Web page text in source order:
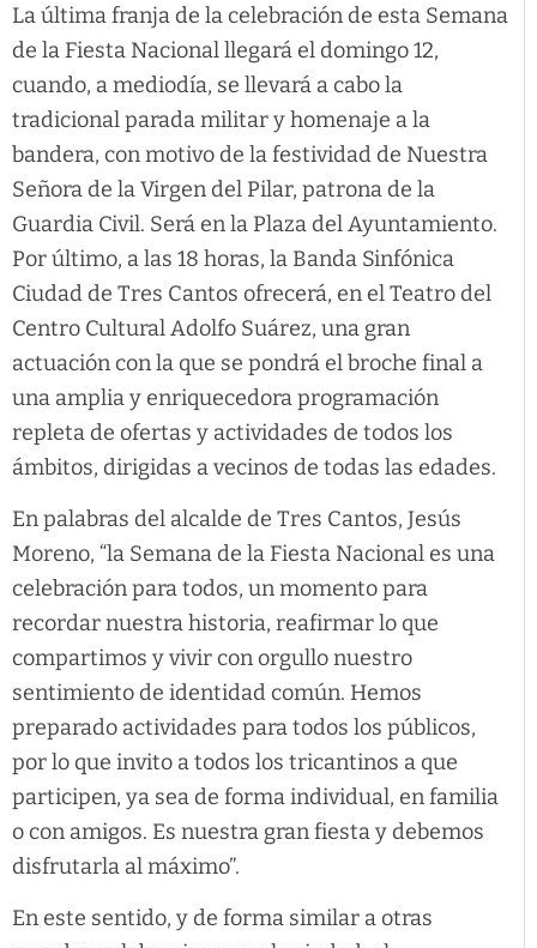
La última franja de la celebración de esta Semana
de la Fiesta Nacional llegará el domingo 12,
cuando, a mediodía, se llevará a cabo la
tradicional parada militar y homenaje a la
bandera, con motivo de la festividad de Nuestra
Señora de la Virgen del Pilar, patrona de la
Guardia Civil. Será en la Plaza del Ayuntamiento.
Por último, a las 18 horas, la Banda Sinfónica
Ciudad de Tres Cantos ofrecerá, en el Teatro del
Centro Cultural Adolfo Suárez, una gran
actuación con la que se pondrá el broche final a
una amplia y enriquecedora programación
repleta de ofertas y actividades de todos los
ámbitos, dirigidas a vecinos de todas las edades.
En palabras del alcalde de Tres Cantos, Jesús
Moreno, “la Semana de la Fiesta Nacional es una
celebración para todos, un momento para
recordar nuestra historia, reafirmar lo que
compartimos y vivir con orgullo nuestro
sentimiento de identidad común. Hemos
preparado actividades para todos los públicos,
por lo que invito a todos los tricantinos a que
participen, ya sea de forma individual, en familia
o con amigos. Es nuestra gran fiesta y debemos
disfrutarla al máximo”.
En este sentido, y de forma similar a otras